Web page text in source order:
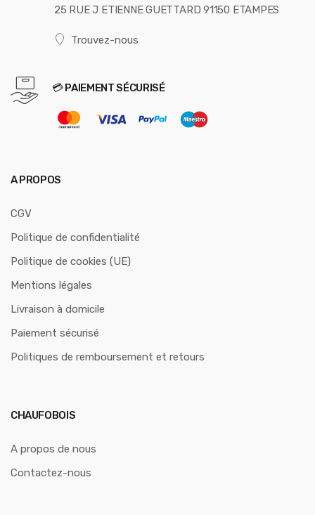
25 RUE J ETIENNE GUETTARD 91150 ETAMPES
Trouvez-nous
💳 PAIEMENT SÉCURISÉ
A PROPOS
CGV
Politique de confidentialité
Politique de cookies (UE)
Mentions légales
Livraison à domicile
Paiement sécurisé
Politiques de remboursement et retours
CHAUFOBOIS
A propos de nous
Contactez-nous